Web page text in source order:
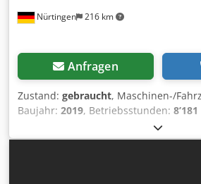
Nürtingen 216 km
Anfragen
Zustand: gebraucht, Maschinen-/
Baujahr: 2019, Betriebsstunden:
,
Kraftstofftyp:elektrisch, Masttyp:
,